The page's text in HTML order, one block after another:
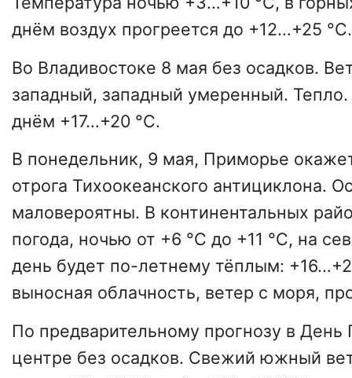
днём воздух прогреется до +12…+25 °С.
Во Владивостоке 8 мая без осадков.
западный, западный умеренный.
днём +17…+20 °С.
В понедельник, 9 мая, Приморье
отрога Тихоокеанского антициклона.
маловероятны. В континентальных
погода, ночью от +6 °С до +11 °С, на
день будет по-летнему тёплым:
выносная облачность, ветер с моря,
По предварительному прогнозу в
центре без осадков. Свежий южный